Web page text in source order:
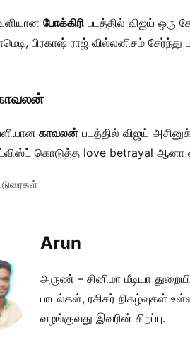
போக்கிரி படத்தில் விஜய் ஒரு
பிரகாஷ் ராஜ் வில்லனிசம்
காவலன் படத்தில் விஜய்
ட்விஸ்ட் கொடுத்த love betrayal ஆனா
Arun
அருண் – சினிமா மீடியா
பாடல்கள், ரசிகர் நிகழ்வுகள்
வழங்குவது இவரின் சிறப்பு.